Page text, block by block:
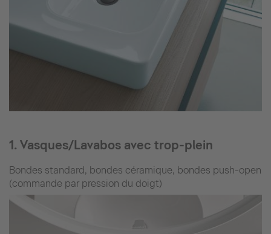
1. Vasques/Lavabos avec trop-plein
Bondes standard, bondes céramique, bondes push-open
(commande par pression du doigt)